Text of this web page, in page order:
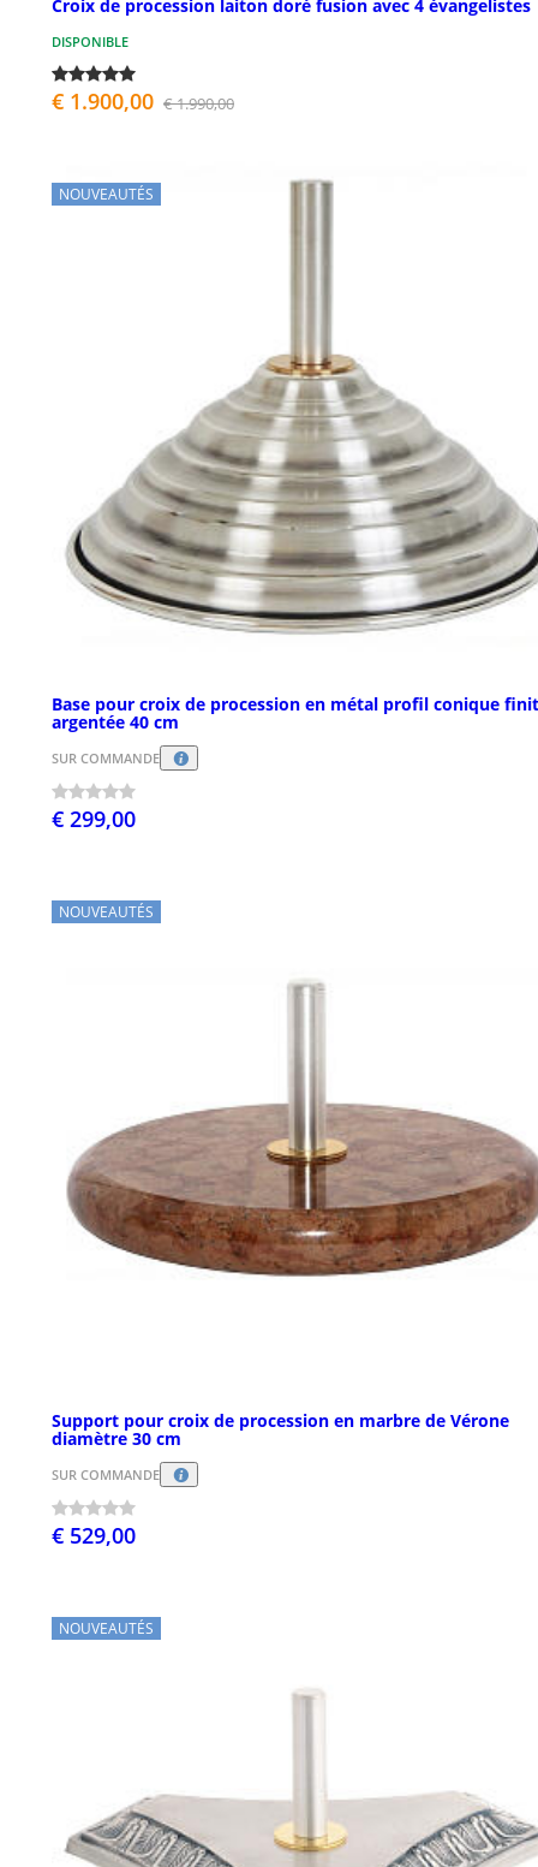
Croix de procession laiton doré fusion avec 4 évangelistes
DISPONIBLE
€ 1.900,00 € 1.990,00
NOUVEAUTÉS
Base pour croix de procession en métal profil conique
argentée 40 cm
SUR COMMANDE
€ 299,00
NOUVEAUTÉS
Support pour croix de procession en marbre de Vérone
diamètre 30 cm
SUR COMMANDE
€ 529,00
NOUVEAUTÉS